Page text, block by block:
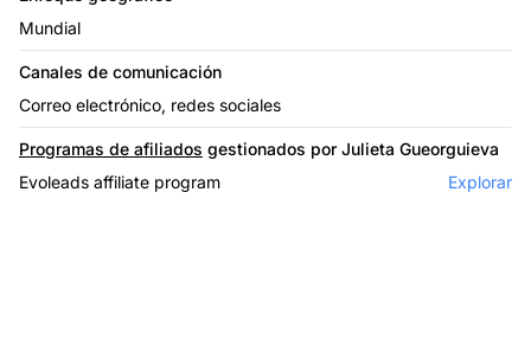
Mundial
Canales de comunicación
Correo electrónico, redes sociales
Programas de afiliados gestionados por Julieta Gueorguieva
Evoleads affiliate program
Explorar